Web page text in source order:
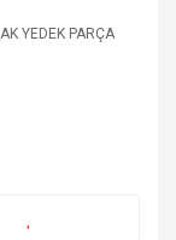
YEDEK PARÇA